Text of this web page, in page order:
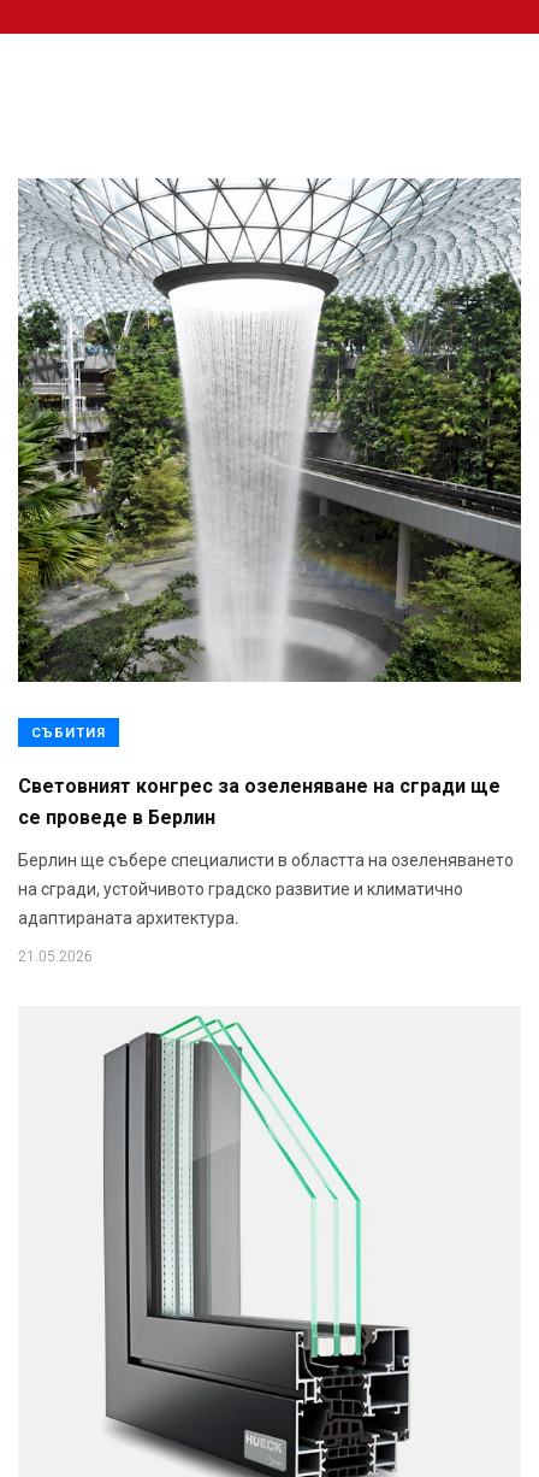
СЪБИТИЯ
Световният конгрес за озеленяване на сгради ще
се проведе в Берлин
Берлин ще събере специалисти в областта на озеленяването
на сгради, устойчивото градско развитие и климатично
адаптираната архитектура.
21.05.2026